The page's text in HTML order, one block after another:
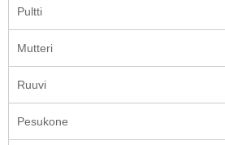
Pultti
Mutteri
Ruuvi
Pesukone